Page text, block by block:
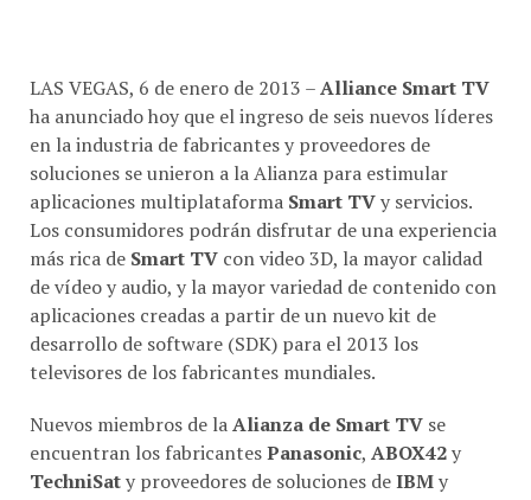
LAS VEGAS, 6 de enero de 2013 –
Alliance Smart TV
ha anunciado hoy que el ingreso de seis nuevos líderes
en la industria de fabricantes y proveedores de
soluciones se unieron a la Alianza para estimular
aplicaciones multiplataforma Smart TVy servicios.
Los consumidores podrán disfrutar de una experiencia
más rica de Smart TV con video 3D, la mayor calidad
de vídeo y audio, y la mayor variedad de contenido con
aplicaciones creadas a partir de un nuevo kit de
desarrollo de software (SDK) para el 2013 los
televisores de los fabricantes mundiales.
Nuevos miembros de la Alianza de Smart TV se
encuentran los fabricantes Panasonic ABOX42y
TechniSaty proveedores de soluciones deIBMy